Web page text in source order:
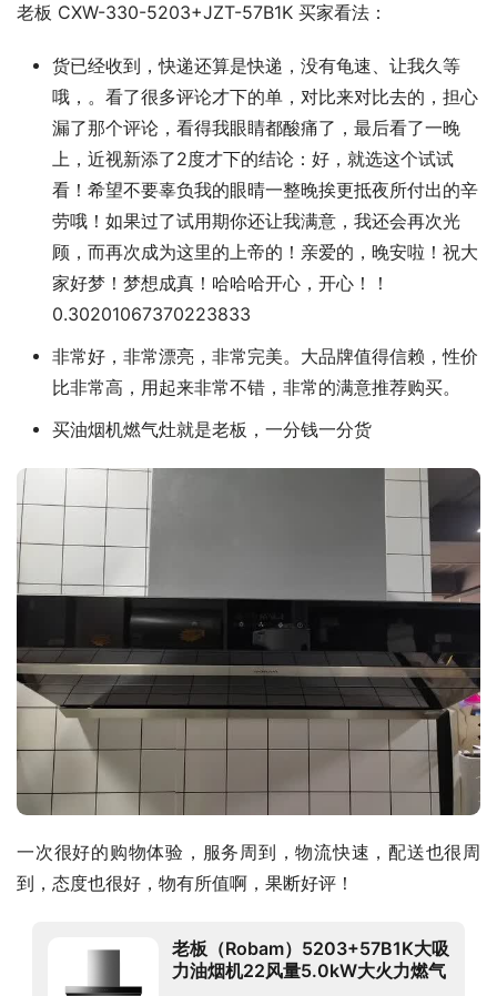
老板 CXW-330-5203+JZT-57B1K 买家看法：
货已经收到，快递还算是快递，没有龟速、让我久等
哦，。看了很多评论才下的单，对比来对比去的，担心
漏了那个评论，看得我眼睛都酸痛了，最后看了一晚
上，近视新添了2度才下的结论：好，就选这个试试
看！希望不要辜负我的眼晴一整晚挨更抵夜所付出的辛
劳哦！如果过了试用期你还让我满意，我还会再次光
顾，而再次成为这里的上帝的！亲爱的，晚安啦！祝大
家好梦！梦想成真！哈哈哈开心，开心！！
0.30201067370223833
非常好，非常漂亮，非常完美。大品牌值得信赖，性价
比非常高，用起来非常不错，非常的满意推荐购买。
买油烟机燃气灶就是老板，一分钱一分货
一次很好的购物体验，服务周到，物流快速，配送也很周
到，态度也很好，物有所值啊，果断好评！
老板（Robam）5203+57B1K大吸
力油烟机22风量5.0kW大火力燃气